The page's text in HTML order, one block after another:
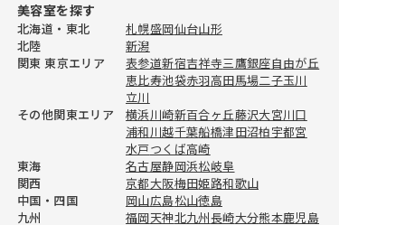
おすすめ美容室情報
【完全取材】池袋でカラーが人気
の美容院10選
2026.7.22
美容室を探す
北海道・東北 札幌盛岡仙台山形
北陸
新潟
関東 東京エリア
表参道新宿吉祥寺三鷹銀座自由が丘
恵比寿池袋赤羽高田馬場二子玉川
立川
その他関東エリア
横浜川崎新百合ヶ丘藤沢大宮川口
浦和川越千葉船橋津田沼柏宇都宮
水戸つくば高崎
東海
名古屋静岡浜松岐阜
関西
京都大阪梅田姫路和歌山
中国・四国
岡山広島松山徳島
九州
福岡天神北九州長崎大分熊本鹿児島